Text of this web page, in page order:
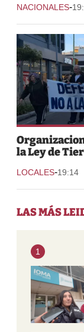
NACIONALES-
la Ley de
LOCALES-19:14
LAS MÁS
1